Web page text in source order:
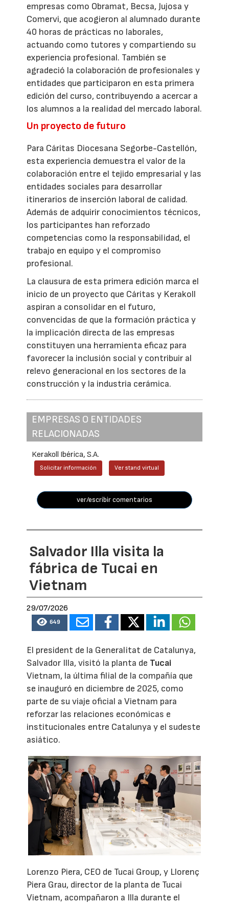
empresas como Obramat, Becsa, Jujosa y
Comervi, que acogieron al alumnado durante
40 horas de prácticas no laborales,
actuando como tutores y compartiendo su
experiencia profesional. También se
agradeció la colaboración de profesionales y
entidades que participaron en esta primera
edición del curso, contribuyendo a acercar a
los alumnos a la realidad del mercado laboral.
Un proyecto de futuro
Para Cáritas Diocesana Segorbe-Castellón,
esta experiencia demuestra el valor de la
colaboración entre el tejido empresarial y las
entidades sociales para desarrollar
itinerarios de inserción laboral de calidad.
Además de adquirir conocimientos técnicos,
los participantes han reforzado
competencias como la responsabilidad, el
trabajo en equipo y el compromiso
profesional.
La clausura de esta primera edición marca el
inicio de un proyecto que Cáritas y Kerakoll
aspiran a consolidar en el futuro,
convencidas de que la formación práctica y
la implicación directa de las empresas
constituyen una herramienta eficaz para
favorecer la inclusión social y contribuir al
relevo generacional en los sectores de la
construcción y la industria cerámica.
EMPRESAS O ENTIDADES
RELACIONADAS
Kerakoll Ibérica, S.A.
Solicitar información Ver stand virtual
ver/escribir comentarios
Salvador Illa visita la
fábrica de Tucai en
Vietnam
29/07/2026
649
El president de la Generalitat de Catalunya,
Salvador Illa, visitó la planta de Tucai
Vietnam, la última filial de la compañía que
se inauguró en diciembre de 2025, como
parte de su viaje oficial a Vietnam para
reforzar las relaciones económicas e
institucionales entre Catalunya y el sudeste
asiático.
Lorenzo Piera, CEO de Tucai Group, y Llorenç
Piera Grau, director de la planta de Tucai
Vietnam, acompañaron a Illa durante el